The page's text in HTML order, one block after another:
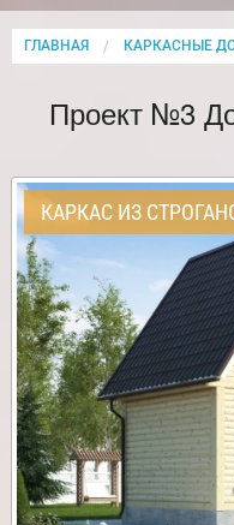
ГЛАВНАЯ КАРКАСНЫЕ
Проект №3
КАРКАС ИЗ